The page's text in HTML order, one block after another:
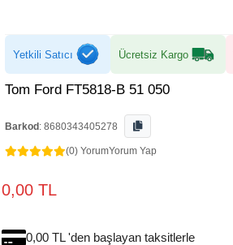
Yetkili Satıcı Ücretsiz Kargo
Tom Ford FT5818-B 51 050
Barkod : 8680343405278
(0) YorumYorum Yap
0,00 TL
0,00 TL 'den başlayan taksitlerle